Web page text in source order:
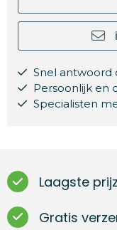
Snel antwoord
Persoonlijk en
Specialisten
Laagste
Gratis